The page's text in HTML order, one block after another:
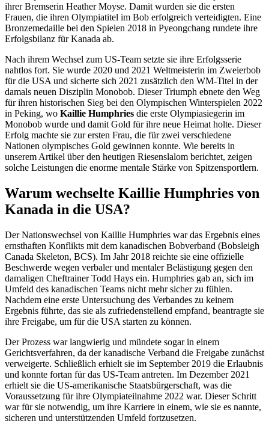
ihrer Bremserin Heather Moyse. Damit wurden sie die ersten
Frauen, die ihren Olympiatitel im Bob erfolgreich verteidigten. Eine
Bronzemedaille bei den Spielen 2018 in Pyeongchang rundete ihre
Erfolgsbilanz für Kanada ab.
Nach ihrem Wechsel zum US-Team setzte sie ihre Erfolgsserie
nahtlos fort. Sie wurde 2020 und 2021 Weltmeisterin im Zweierbob
für die USA und sicherte sich 2021 zusätzlich den WM-Titel in der
damals neuen Disziplin Monobob. Dieser Triumph ebnete den Weg
für ihren historischen Sieg bei den Olympischen Winterspielen 2022
in Peking, wo Kaillie Humphries die erste Olympiasiegerin im
Monobob wurde und damit Gold für ihre neue Heimat holte. Dieser
Erfolg machte sie zur ersten Frau, die für zwei verschiedene
Nationen olympisches Gold gewinnen konnte. Wie bereits in
unserem Artikel über den heutigen Riesenslalom berichtet, zeigen
solche Leistungen die enorme mentale Stärke von Spitzensportlern.
Warum wechselte Kaillie Humphries von
Kanada in die USA?
Der Nationswechsel von Kaillie Humphries war das Ergebnis eines
ernsthaften Konflikts mit dem kanadischen Bobverband (Bobsleigh
Canada Skeleton, BCS). Im Jahr 2018 reichte sie eine offizielle
Beschwerde wegen verbaler und mentaler Belästigung gegen den
damaligen Cheftrainer Todd Hays ein. Humphries gab an, sich im
Umfeld des kanadischen Teams nicht mehr sicher zu fühlen.
Nachdem eine erste Untersuchung des Verbandes zu keinem
Ergebnis führte, das sie als zufriedenstellend empfand, beantragte sie
ihre Freigabe, um für die USA starten zu können.
Der Prozess war langwierig und mündete sogar in einem
Gerichtsverfahren, da der kanadische Verband die Freigabe zunächst
verweigerte. Schließlich erhielt sie im September 2019 die Erlaubnis
und konnte fortan für das US-Team antreten. Im Dezember 2021
erhielt sie die US-amerikanische Staatsbürgerschaft, was die
Voraussetzung für ihre Olympiateilnahme 2022 war. Dieser Schritt
war für sie notwendig, um ihre Karriere in einem, wie sie es nannte,
sicheren und unterstützenden Umfeld fortzusetzen.